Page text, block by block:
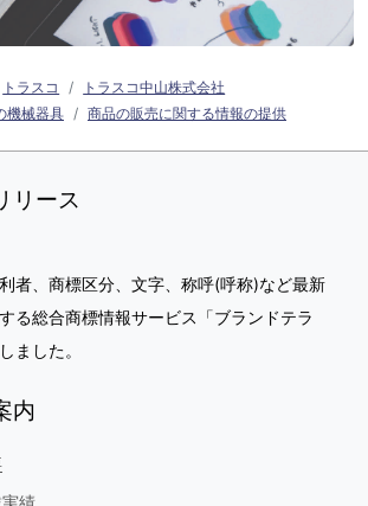
トラスコ
トラスコ中山株式会社
機械器具
商品の販売に関する情報の提供
リース
者、商標区分、文字、称呼(呼称)など最新
る総合商標情報サービス「ブランドテラ
ました。
内